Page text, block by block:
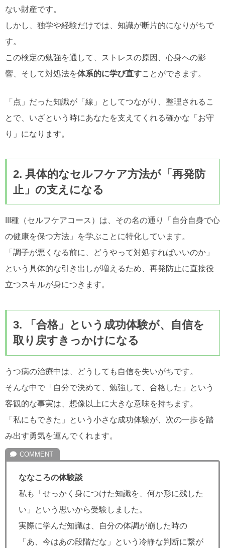
ない財産です。
しかし、独学や経験だけでは、知識が断片的になりがちで
す。
この検定の勉強を通して、ストレスの原因、心身への影
響、そして対処法を体系的に学び直すことができます。
「点」だった知識が「線」としてつながり、整理されるこ
とで、いざという時にあなたを支えてくれる確かな「お守
り」になります。
2. 具体的なセルフケア方法が「再発防
止」の支えになる
III種（セルフケアコース）は、その名の通り「自分自身で心
の健康を保つ方法」を学ぶことに特化しています。
「調子が悪くなる前に、どうやって対処すればいいのか」
という具体的な引き出しが増えるため、再発防止に直接役
立つスキルが身につきます。
3. 「合格」という成功体験が、自信を
取り戻すきっかけになる
うつ病の治療中は、どうしても自信を失いがちです。
そんな中で「自分で決めて、勉強して、合格した」という
客観的な事実は、想像以上に大きな意味を持ちます。
「私にもできた」という小さな成功体験が、次の一歩を踏
み出す勇気を運んでくれます。
ななころの体験談
私も「せっかく身につけた知識を、何か形に残した
い」という思いから受験しました。
実際に学んだ知識は、自分の体調が崩した時の
「あ、今はあの段階だな」という冷静な判断に繋が